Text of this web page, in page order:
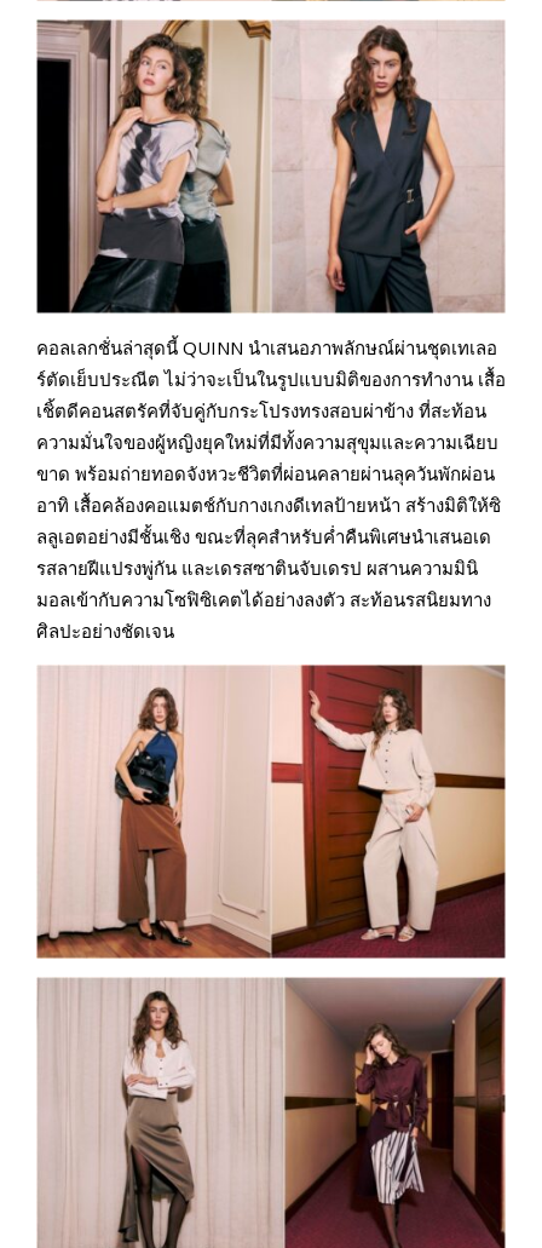
คอลเลกชั่นล่าสุดนี้ QUINN นำเสนอภาพลักษณ์ผ่านชุดเทเลอ
ร์ตัดเย็บประณีต ไม่ว่าจะเป็นในรูปแบบมิติของการทำงาน เสื้อ
เชิ้ตดีคอนสตรัคที่จับคู่กับกระโปรงทรงสอบผ่าข้าง ที่สะท้อน
ความมั่นใจของผู้หญิงยุคใหม่ที่มีทั้งความสุขุมและความเฉียบ
ขาด พร้อมถ่ายทอดจังหวะชีวิตที่ผ่อนคลายผ่านลุควันพักผ่อน
อาทิ เสื้อคล้องคอแมตช์กับกางเกงดีเทลป้ายหน้า สร้างมิติให้ซิ
ลลูเอตอย่างมีชั้นเชิง ขณะที่ลุคสำหรับค่ำคืนพิเศษนำเสนอเด
รสลายฝีแปรงพู่กัน และเดรสซาตินจับเดรป ผสานความมินิ
มอลเข้ากับความโซฟิซิเคตได้อย่างลงตัว สะท้อนรสนิยมทาง
ศิลปะอย่างชัดเจน